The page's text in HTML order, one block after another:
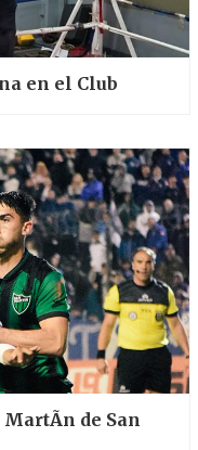
en el Club
MartÃ­n de San